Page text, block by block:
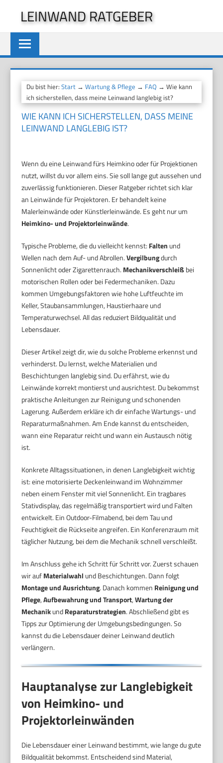
springen
LEINWAND RATGEBER
Du bist hier:Start →Wartung & Pflege → FAQ → Wie kann
ich sicherstellen, dass meine Leinwand langlebig ist?
WIE KANN ICH SICHERSTELLEN, DASS MEINE
LEINWAND LANGLEBIG IST?
Wenn du eine Leinwand fürs Heimkino oder für Projektionen
nutzt, willst du vor allem eins. Sie soll lange gut aussehen und
zuverlässig funktionieren. Dieser Ratgeber richtet sich klar
an Leinwände für Projektoren. Er behandelt keine
Malerleinwände oder Künstlerleinwände. Es geht nur um
Heimkino- und Projektorleinwände.
Typische Probleme, die du vielleicht kennst: Falten und
Wellen nach dem Auf- und Abrollen.Vergilbungdurch
Sonnenlicht oder Zigarettenrauch. Mechanikverschleißbei
motorischen Rollen oder bei Federmechaniken. Dazu
kommen Umgebungsfaktoren wie hohe Luftfeuchte im
Keller, Staubansammlungen, Haustierhaare und
Temperaturwechsel. All das reduziert Bildqualität und
Lebensdauer.
Dieser Artikel zeigt dir, wie du solche Probleme erkennst und
verhinderst. Du lernst, welche Materialien und
Beschichtungen langlebig sind. Du erfährst, wie du
Leinwände korrekt montierst und ausrichtest. Du bekommst
praktische Anleitungen zur Reinigung und schonenden
Lagerung. Außerdem erkläre ich dir einfache Wartungs- und
Reparaturmaßnahmen. Am Ende kannst du entscheiden,
wann eine Reparatur reicht und wann ein Austausch nötig
ist.
Konkrete Alltagssituationen, in denen Langlebigkeit wichtig
ist: eine motorisierte Deckenleinwand im Wohnzimmer
neben einem Fenster mit viel Sonnenlicht. Ein tragbares
Stativdisplay, das regelmäßig transportiert wird und Falten
entwickelt. Ein Outdoor-Filmabend, bei dem Tau und
Feuchtigkeit die Rückseite angreifen. Ein Konferenzraum mit
täglicher Nutzung, bei dem die Mechanik schnell verschleißt.
Im Anschluss gehe ich Schritt für Schritt vor. Zuerst schauen
wir aufMaterialwahl und Beschichtungen. Dann folgt
Montage und Ausrichtung. Danach kommen Reinigung und
Pflege,Aufbewahrung und Transport,Wartung der
MechanikundReparaturstrategien. Abschließend gibt es
Tipps zur Optimierung der Umgebungsbedingungen. So
kannst du die Lebensdauer deiner Leinwand deutlich
verlängern.
Hauptanalyse zur Langlebigkeit
von Heimkino- und
Projektorleinwänden
Die Lebensdauer einer Leinwand bestimmt, wie lange du gute
Bildqualität bekommst. Entscheidend sind Material,